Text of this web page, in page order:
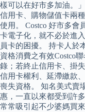
樣可以在好市多加油。
信用卡、購物儲值卡兩
使用。 Costco 好市多會
卡電子化，就不必於進
員卡的困擾。 持卡人於
資格消費之有效Costco
錄；若終止信用卡、掛
信用卡權利、延滯繳款
喪失資格。 知名美式賣
惠，一直以來都受到許
常常吸引起不少婆媽買來